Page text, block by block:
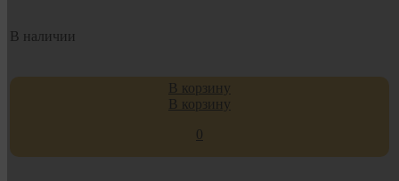
В наличии
В корзину
В корзину
0